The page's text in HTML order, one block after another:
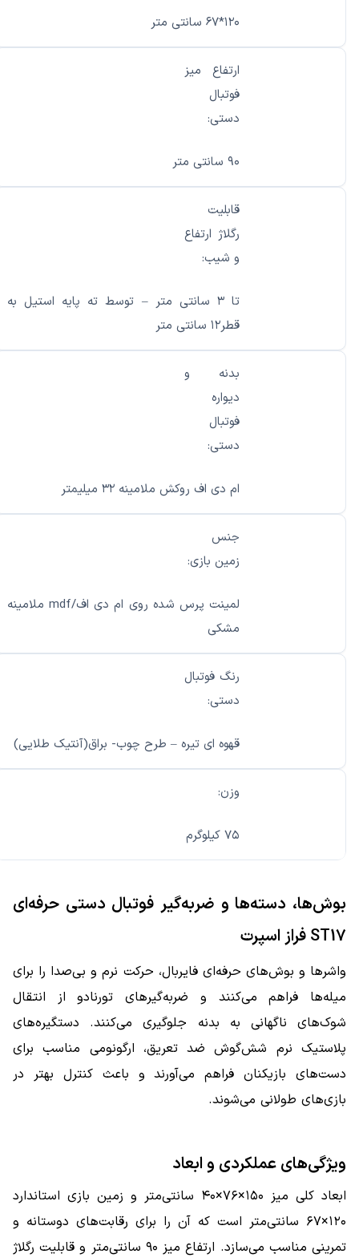
۱۲۰*۶۷ سانتی متر
ارتفاع میز
فوتبال
دستی:
۹۰ سانتی متر
قابلیت
رگلاژ ارتفاع
و شیب:
تا ۳ سانتی متر – توسط ته پایه استیل به
قطر۱۲ سانتی متر
بدنه و
دیواره
فوتبال
دستی:
ام دی اف روکش ملامینه ۳۲ میلیمتر
جنس
زمین بازی:
لمینت پرس شده روی ام دی اف/mdf ملامینه
مشکی
رنگ فوتبال
دستی:
قهوه ای تیره – طرح چوب- براق(آنتیک طلایی)
وزن:
۷۵ کیلوگرم
بوش‌ها، دسته‌ها و ضربه‌گیر فوتبال دستی حرفه‌ای
ST17 فراز اسپرت
واشرها و بوش‌های حرفه‌ای فایربال، حرکت نرم و بی‌صدا را برای
میله‌ها فراهم می‌کنند و ضربه‌گیرهای تورنادو از انتقال
شوک‌های ناگهانی به بدنه جلوگیری می‌کنند. دستگیره‌های
پلاستیک نرم شش‌گوش ضد تعریق، ارگونومی مناسب برای
دست‌های بازیکنان فراهم می‌آورند و باعث کنترل بهتر در
بازی‌های طولانی می‌شوند.
ویژگی‌های عملکردی و ابعاد
ابعاد کلی میز ۱۵۰×۷۶×۴۰ سانتی‌متر و زمین بازی استاندارد
۱۲۰×۶۷ سانتی‌متر است که آن را برای رقابت‌های دوستانه و
تمرینی مناسب می‌سازد. ارتفاع میز ۹۰ سانتی‌متر و قابلیت رگلاژ